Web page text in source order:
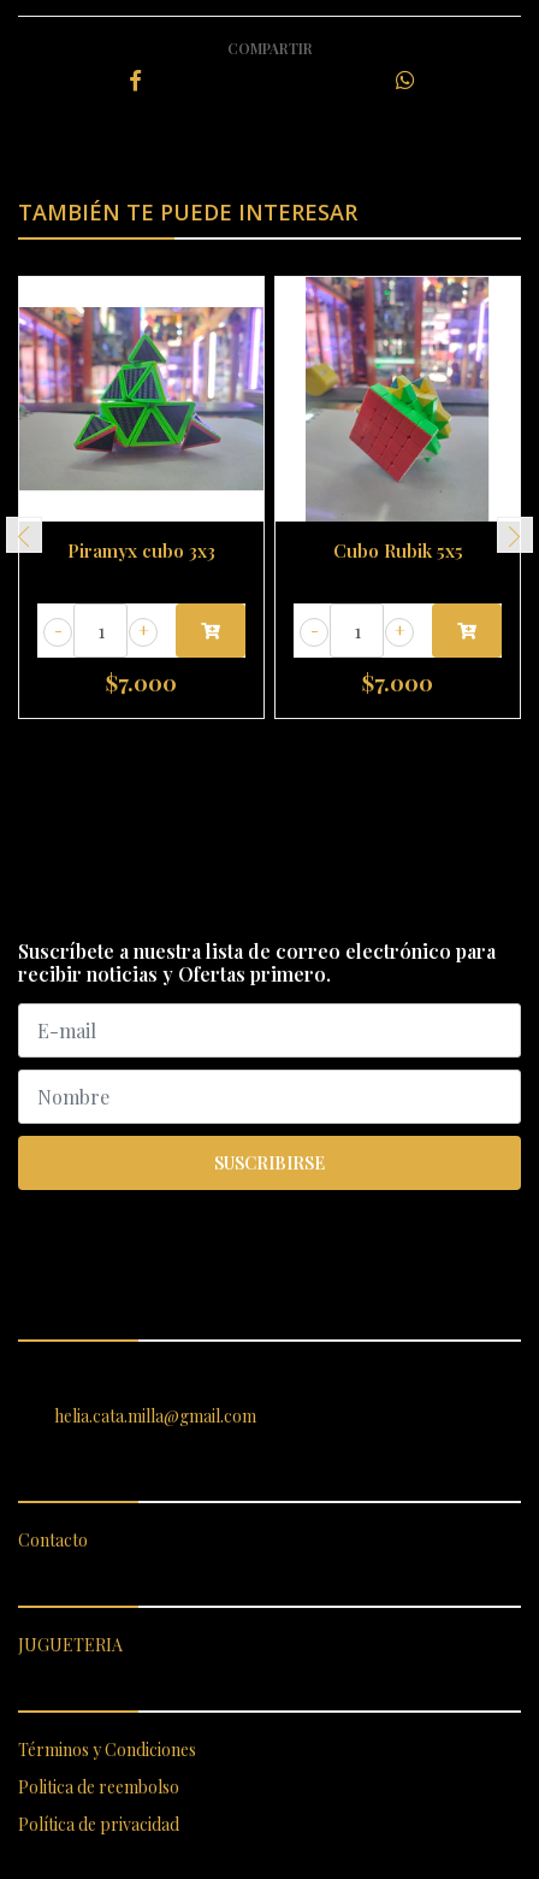
COMPARTIR
TAMBIÉN TE PUEDE INTERESAR
Piramyx cubo 3x3
+
-
$7.000
Cubo Rubik 5x5
+
-
$7.000
Suscríbete a nuestra lista de correo electrónico para
recibir noticias y Ofertas primero.
SUSCRIBIRSE
helia.cata.milla@gmail.com
Contacto
JUGUETERIA
Términos y Condiciones
Politica de reembolso
Política de privacidad